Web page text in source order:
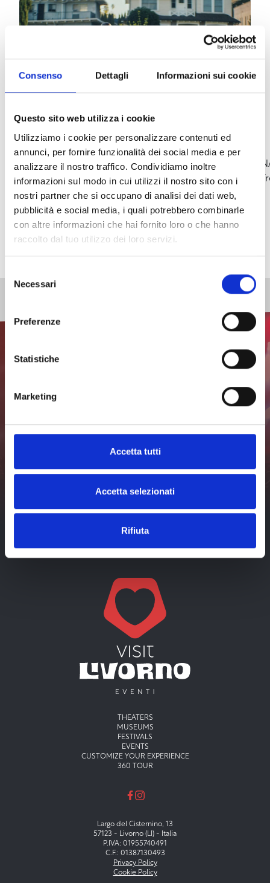
Consenso Dettagli Informazioni sui cookie
Questo sito web utilizza i cookie
Utilizziamo i cookie per personalizzare contenuti ed
annunci, per fornire funzionalità dei social media e per
analizzare il nostro traffico. Condividiamo inoltre
informazioni sul modo in cui utilizzi il nostro sito con i
nostri partner che si occupano di analisi dei dati web,
pubblicità e social media, i quali potrebbero combinarle
con altre informazioni che hai fornito loro o che hanno
raccolto dal tuo utilizzo dei loro servizi.
delNecessari
Preferenze
Statistiche
Marketing
Accetta tutti
Accetta selezionati
Rifiuta
LeGioRiTieReSerVeDtoMeMBeRSO NLy
MeMbERShiPFeeS:THeaTreFriEndSCaRd:
€50,AnNuAlVaLidiTY
CluBLaGolDonETTaMeMbERShiPCaRd:
€40,AnNuAlVaLidiTY
newsletter to stay updated
privacy policy
livorno.it*
Menu principaleTHEATERS
MUSEUMS
FESTIVALS
EVENTS
CUSTOMIZE YOUR EXPERIENCE
360 TOUR
Largo del Cisternino, 13
57123 - Livorno (LI) - Italia
P.IVA: 01955740491
C.F.: 01387130493
Privacy Policy
Cookie Policy